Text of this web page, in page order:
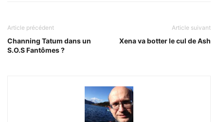
Article précédent
Channing Tatum dans un
S.O.S Fantômes ?
Article suivant
Xena va botter le cul de Ash